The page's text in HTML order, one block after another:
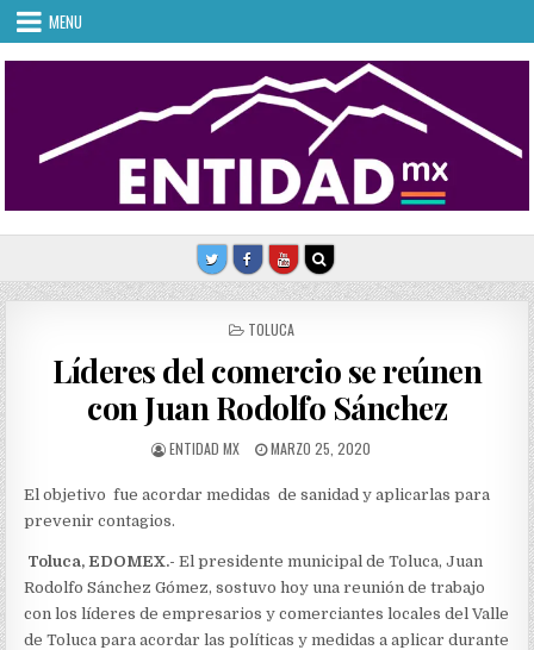
Skip
content
MENU
POSTED
TOLUCA
Líderes del comercio se reúnen
con Juan Rodolfo Sánchez
AUTHOR:
ENTIDAD MX
PUBLISHED
MARZO 25, 2020
El objetivo fue acordar medidas de sanidad y aplicarlas para
prevenir contagios.
Toluca, EDOMEX.-El presidente municipal de Toluca, Juan
Rodolfo Sánchez Gómez, sostuvo hoy una reunión de trabajo
con los líderes de empresarios y comerciantes locales del Valle
de Toluca para acordar las políticas y medidas a aplicar durante